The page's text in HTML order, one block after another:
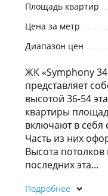
Площадь квартир
Цена за метр
Диапазон цен
ЖК «Symphony
представляет
высотой 36-54
квартиры
включают в себя
Часть из них
Высота потолков
последних эта...
Подробнее